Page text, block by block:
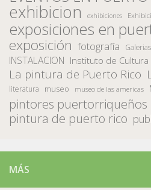
exhibicion exhibiciones
exposiciones en
exposición fotografía Galerias
INSTALACION Instituto de
La pintura de Puerto Rico
literatura museo museo de las americas
pintores puertorriqueños
pintura de puerto rico
MÁS